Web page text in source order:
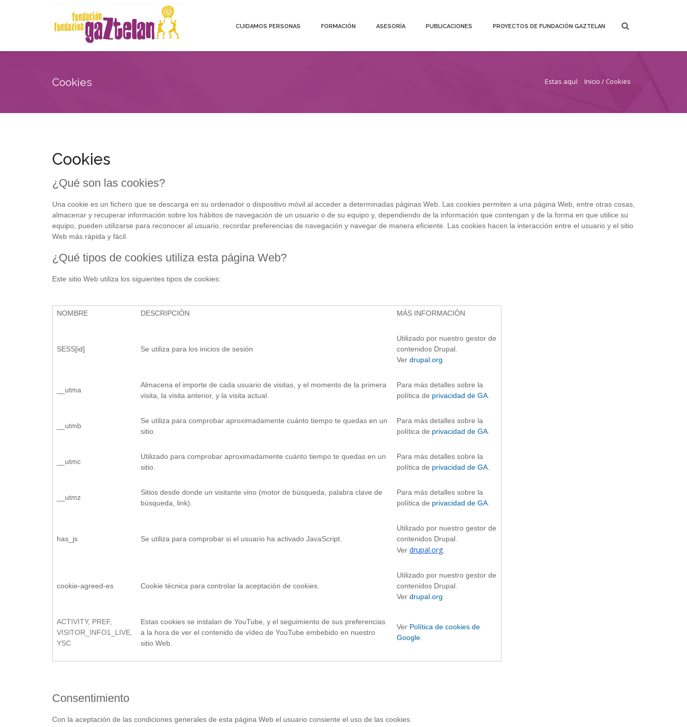
CUIDAMOS PERSONAS FORMACIÓN ASESORÍA PUBLICACIONES PROYECTOS DE FUNDACIÓN GAZTELAN
Cookies Estas aquí: Inicio / Cookies
Cookies
¿Qué son las cookies?
Una cookie es un fichero que se descarga en su ordenador o dispositivo móvil al acceder a determinadas páginas Web. Las cookies permiten a una página Web, entre otras cosas,
almacenar y recuperar información sobre los hábitos de navegación de un usuario o de su equipo y, dependiendo de la información que contengan y de la forma en que utilice su
equipo, pueden utilizarse para reconocer al usuario, recordar preferencias de navegación y navegar de manera eficiente. Las cookies hacen la interacción entre el usuario y el sitio
Web más rápida y fácil.
¿Qué tipos de cookies utiliza esta página Web?
Este sitio Web utiliza los siguientes tipos de cookies:
NOMBRE DESCRIPCIÓN MÁS INFORMACIÓN
SESS[id] Se utiliza para los inicios de sesión
Utilizado por nuestro gestor de
contenidos Drupal.
Ver drupal.org
__utma
Almacena el importe de cada usuario de visitas, y el momento de la primera
visita, la visita anterior, y la visita actual.
Para más detalles sobre la
política de privacidad de GA
__utmb
Se utiliza para comprobar aproximadamente cuánto tiempo te quedas en un
sitio.
Para más detalles sobre la
política de privacidad de GA
__utmc
Utilizado para comprobar aproximadamente cuánto tiempo te quedas en un
sitio.
Para más detalles sobre la
política de privacidad de GA
__utmz
Sitios desde donde un visitante vino (motor de búsqueda, palabra clave de
búsqueda, link).
Para más detalles sobre la
política de privacidad de GA
has_js Se utiliza para comprobar si el usuario ha activado JavaScript.
Utilizado por nuestro gestor de
contenidos Drupal.
Ver drupal.org
cookie-agreed-es Cookie técnica para controlar la aceptación de cookies.
Utilizado por nuestro gestor de
contenidos Drupal.
Ver drupal.org
ACTIVITY, PREF,
VISITOR_INFO1_LIVE,
YSC
Estas cookies se instalan de YouTube, y el seguimiento de sus preferencias
a la hora de ver el contenido de vídeo de YouTube embebido en nuestro
sitio Web.
Ver Política de cookies de
Google
Consentimiento
Con la aceptación de las condiciones generales de esta página Web el usuario consiente el uso de las cookies.